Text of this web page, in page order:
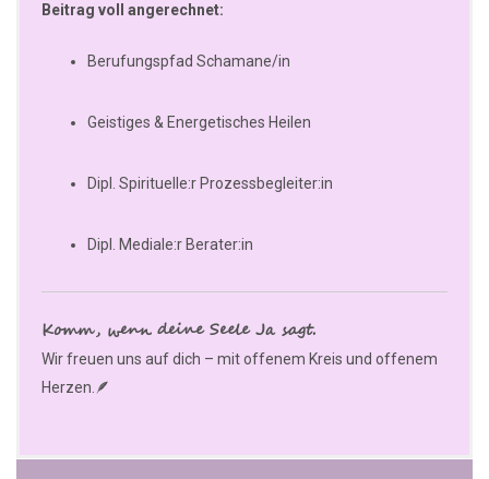
Beitrag voll angerechnet:
Berufungspfad Schamane/in
Geistiges & Energetisches Heilen
Dipl. Spirituelle:r Prozessbegleiter:in
Dipl. Mediale:r Berater:in
Komm, wenn deine Seele Ja sagt.
Wir freuen uns auf dich – mit offenem Kreis und offenem
Herzen.🪶